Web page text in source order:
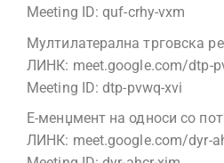
Meeting ID: quf-crhy-vxm
Мултилатерална трговска
ЛИНК: meet.google.com/dtp-
Meeting ID: dtp-pvwq-xvi
Е-менџмент на односи со
ЛИНК: meet.google.com/dyr-